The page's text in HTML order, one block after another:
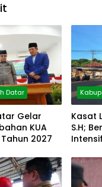
Datar
Gelar
KUA
Tahun 2027
Kasat
S.H;